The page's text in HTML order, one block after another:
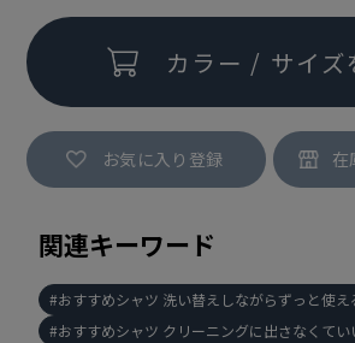
カラー / サイズ
お気に入り登録
関連キーワード
おすすめシャツ 洗い替えしながらずっと使え
おすすめシャツ クリーニングに出さなくてい